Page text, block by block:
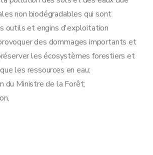
non biodégradables qui sont
outils et engins d'exploitation
des dommages importants et
les écosystèmes forestiers et
les ressources en eau;
du Ministre de la Forêt;